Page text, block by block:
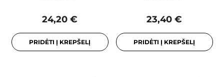
24,20 €
PRIDĖTI Į KREPŠELĮ
23,40 €
PRIDĖTI Į KREPŠELĮ